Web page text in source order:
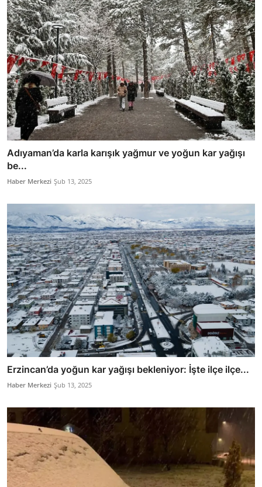
Adıyaman’da karla karışık yağmur ve yoğun kar yağışı
be...
Haber Merkezi Şub 13, 2025
Erzincan’da yoğun kar yağışı bekleniyor: İşte ilçe ilçe...
Haber Merkezi Şub 13, 2025